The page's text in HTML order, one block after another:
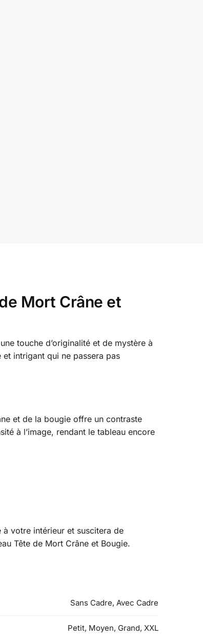
Mort Crâne et
touche d’originalité et de mystère à
intrigant qui ne passera pas
et de la bougie offre un contraste
à l’image, rendant le tableau encore
à votre intérieur et suscitera de
Tête de Mort Crâne et Bougie.
Sans Cadre, Avec Cadre
Petit, Moyen, Grand, XXL